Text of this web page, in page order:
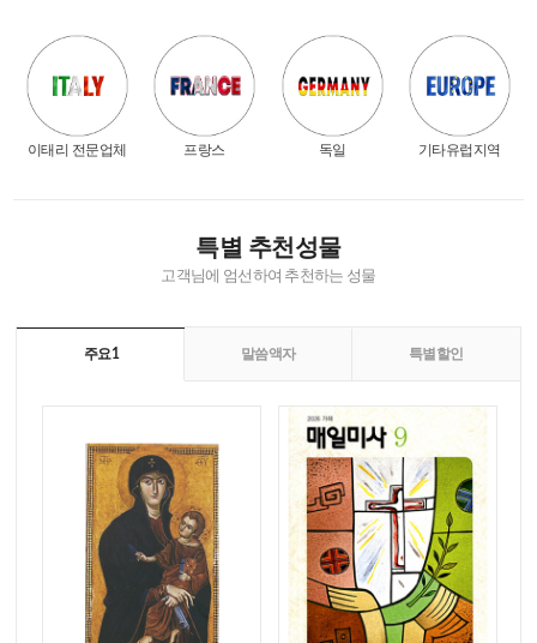
이태리 전문업체 프랑스 독일 기타유럽지역
특별 추천성물
고객님에 엄선하여 추천하는 성물
주요1 말씀액자 특별할인